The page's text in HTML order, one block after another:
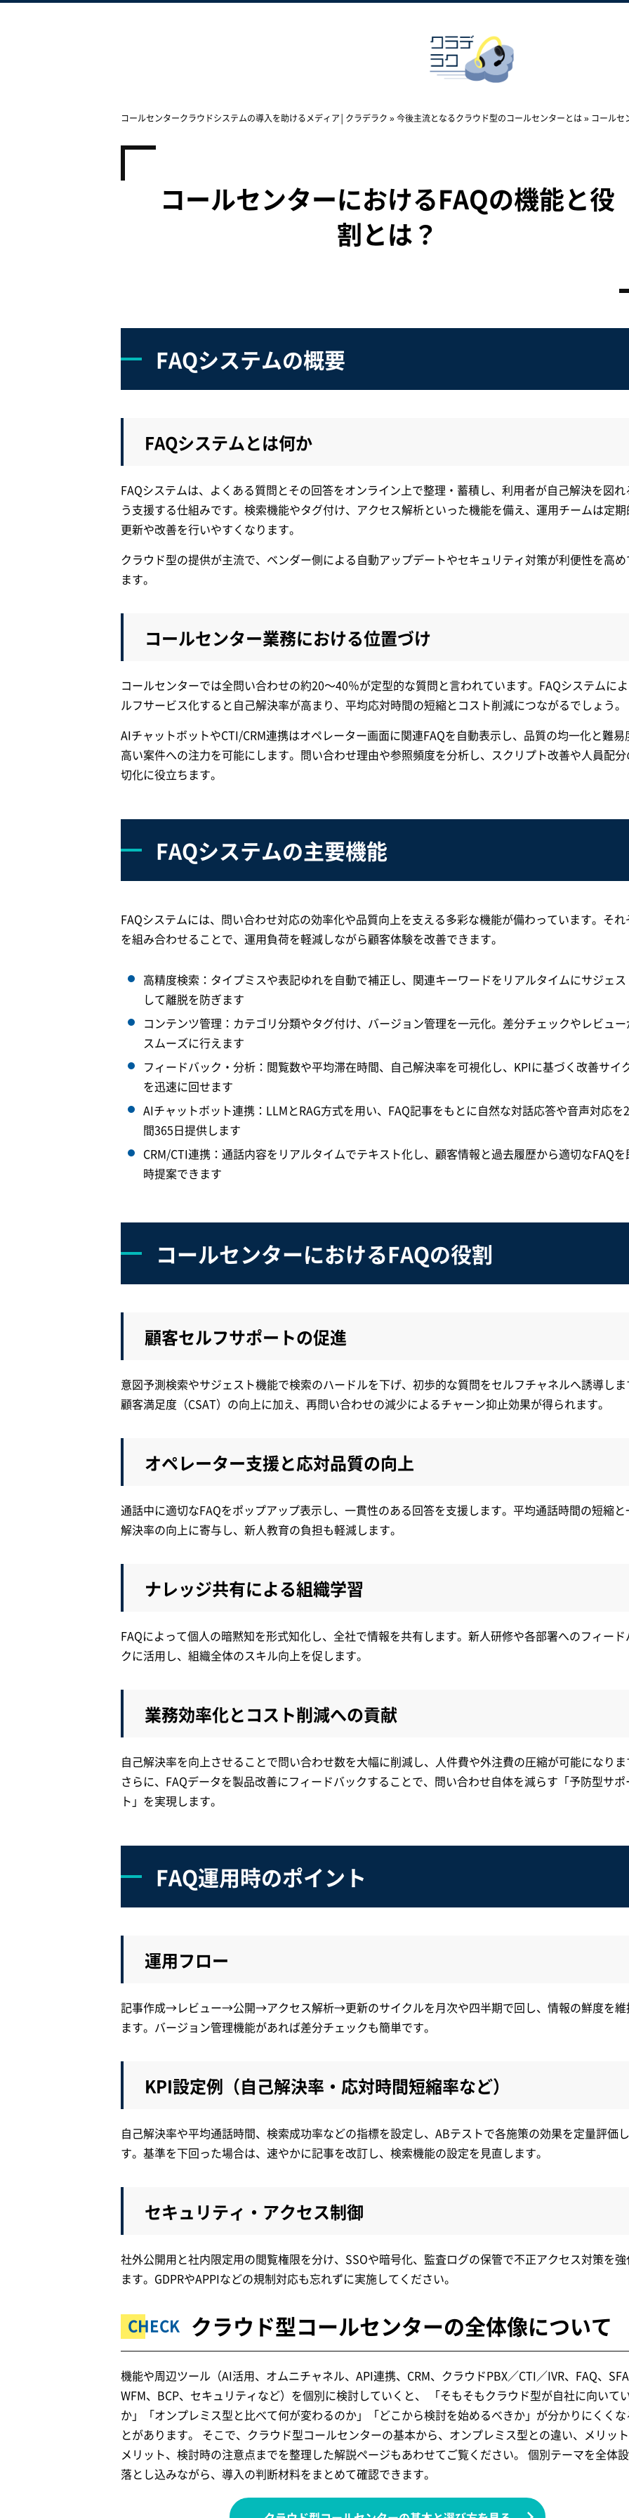
コールセンタークラウドシステムの導入を助けるメディア│クラデラク »今後主流となるクラウド型のコールセンターとは» コールセ
コールセンターにおけるFAQの機能と役
割とは？
FAQシステムの概要
FAQシステムとは何か
FAQシステムは、よくある質問とその回答をオンライン上で整理・蓄積し、利用者が自己解決を図れ
う支援する仕組みです。検索機能やタグ付け、アクセス解析といった機能を備え、運用チームは定期
更新や改善を行いやすくなります。
クラウド型の提供が主流で、ベンダー側による自動アップデートやセキュリティ対策が利便性を高め
ます。
コールセンター業務における位置づけ
コールセンターでは全問い合わせの約20～40％が定型的な質問と言われています。FAQシステムに
ルフサービス化すると自己解決率が高まり、平均応対時間の短縮とコスト削減につながるでしょう。
AIチャットボットやCTI/CRM連携はオペレーター画面に関連FAQを自動表示し、品質の均一化と難易
高い案件への注力を可能にします。問い合わせ理由や参照頻度を分析し、スクリプト改善や人員配分
切化に役立ちます。
FAQシステムの主要機能
FAQシステムには、問い合わせ対応の効率化や品質向上を支える多彩な機能が備わっています。それ
を組み合わせることで、運用負荷を軽減しながら顧客体験を改善できます。
高精度検索：タイプミスや表記ゆれを自動で補正し、関連キーワードをリアルタイムにサジェス
して離脱を防ぎます
コンテンツ管理：カテゴリ分類やタグ付け、バージョン管理を一元化。差分チェックやレビュ
スムーズに行えます
フィードバック・分析：閲覧数や平均滞在時間、自己解決率を可視化し、KPIに基づく改善サイ
を迅速に回せます
AIチャットボット連携：LLMとRAG方式を用い、FAQ記事をもとに自然な対話応答や音声対応を
間365日提供します
CRM/CTI連携：通話内容をリアルタイムでテキスト化し、顧客情報と過去履歴から適切なFAQを
時提案できます
コールセンターにおけるFAQの役割
顧客セルフサポートの促進
意図予測検索やサジェスト機能で検索のハードルを下げ、初歩的な質問をセルフチャネルへ誘導しま
顧客満足度（CSAT）の向上に加え、再問い合わせの減少によるチャーン抑止効果が得られます。
オペレーター支援と応対品質の向上
通話中に適切なFAQをポップアップ表示し、一貫性のある回答を支援します。平均通話時間の短縮と
解決率の向上に寄与し、新人教育の負担も軽減します。
ナレッジ共有による組織学習
FAQによって個人の暗黙知を形式知化し、全社で情報を共有します。新人研修や各部署へのフィード
クに活用し、組織全体のスキル向上を促します。
業務効率化とコスト削減への貢献
自己解決率を向上させることで問い合わせ数を大幅に削減し、人件費や外注費の圧縮が可能になりま
さらに、FAQデータを製品改善にフィードバックすることで、問い合わせ自体を減らす「予防型サポ
ト」を実現します。
FAQ運用時のポイント
運用フロー
記事作成→レビュー→公開→アクセス解析→更新のサイクルを月次や四半期で回し、情報の鮮度を維
ます。バージョン管理機能があれば差分チェックも簡単です。
KPI設定例（自己解決率・応対時間短縮率など）
自己解決率や平均通話時間、検索成功率などの指標を設定し、ABテストで各施策の効果を定量評価
す。基準を下回った場合は、速やかに記事を改訂し、検索機能の設定を見直します。
セキュリティ・アクセス制御
社外公開用と社内限定用の閲覧権限を分け、SSOや暗号化、監査ログの保管で不正アクセス対策を強
ます。GDPRやAPPIなどの規制対応も忘れずに実施してください。
クラウド型コールセンターの全体像について
機能や周辺ツール（AI活用、オムニチャネル、API連携、CRM、クラウドPBX／CTI／IVR、FAQ、SFA
WFM、BCP、セキュリティなど）を個別に検討していくと、 「そもそもクラウド型が自社に向いて
か」「オンプレミス型と比べて何が変わるのか」「どこから検討を始めるべきか」が分かりにくくな
とがあります。 そこで、クラウド型コールセンターの基本から、オンプレミス型との違い、メリッ
メリット、検討時の注意点までを整理した解説ページもあわせてご覧ください。 個別テーマを全体
落とし込みながら、導入の判断材料をまとめて確認できます。